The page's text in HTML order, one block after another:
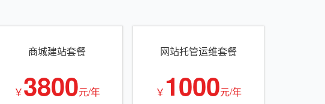
商城建站套餐
￥3800元/年
网站托管运维套餐
￥ 1000元/年